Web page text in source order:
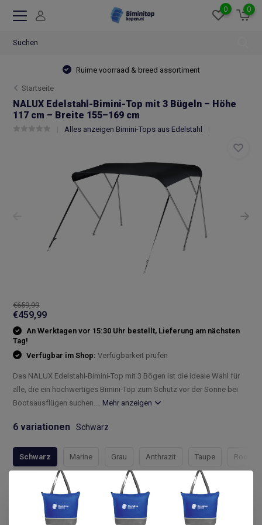
0 0
Ruime voorraad & breed assortiment
Startseite
NALUX Edelstahl-Bimini-Top mit 3 Bügeln – Höhe
117 cm – Breite 155–169 cm
Alles anzeigen Bimini-Tops aus Edelstahl
€659,99
€459,99
An Werktagen vor 15:30 Uhr bestellt, Lieferung am nächsten
Tag!
Verfügbar im Shop:Verfügbarkeit prüfen
Das NALUX Edelstahl-Bimini-Top mit 3 Bögen ist die ideale Wahl für
alle, die ein hochwertiges Bimini-Top zum Schutz vor der Sonne bei
Bootsausflügen suchen.... Mehr anzeigen
6 variationen Schwarz
Schwarz Marine Grau Anthrazit Taupe Rood
Compleet assortiment
Snelle levering